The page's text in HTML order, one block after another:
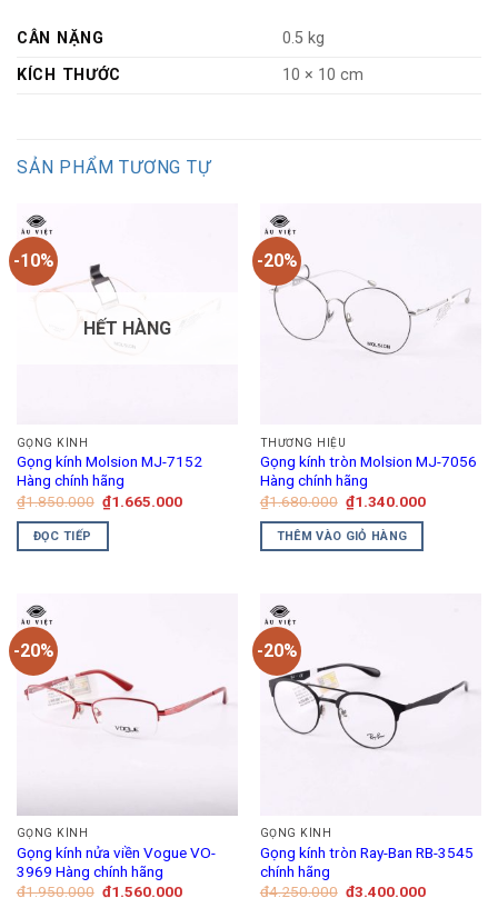
CÂN NẶNG
0.5 kg
KÍCH THƯỚC
10 × 10 cm
SẢN PHẨM TƯƠNG TỰ
-10%
HẾT HÀNG
GỌNG KÍNH
Gọng kính Molsion MJ-7152
Hàng chính hãng
₫1.850.000 Giá
gốc
là:
₫1.665.000Giá
ĐỌC TIẾP
-20%
THƯƠNG HIỆU
Gọng kính tròn Molsion MJ-7056
Hàng chính hãng
₫1.680.000 Giá
gốc
là:
₫1.680.000.
₫1.340.000Giá
THÊM VÀO GIỎ HÀNG
-20%
GỌNG KÍNH
Gọng kính nửa viền Vogue VO-
3969 Hàng chính hãng
₫1.950.000 Giá
₫1.560.000Giá
-20%
GỌNG KÍNH
Gọng kính tròn Ray-Ban RB-3545
chính hãng
₫4.250.000 Giá
₫3.400.000Giá